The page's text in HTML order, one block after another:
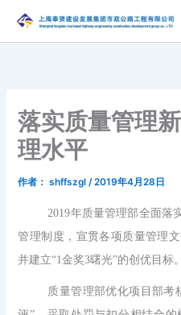
内
落实质量管理
理水平
作者： shffszgl/2019年4月28日
2019年质量管理部全面落
管理制度，宣贯各项质量管理
并建立“1金奖3曙光”的创优目标。
质量管理部优化项目部考